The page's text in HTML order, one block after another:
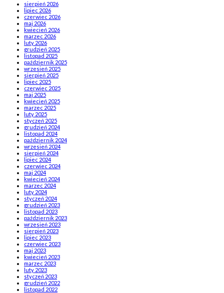
sierpień 2026
lipiec 2026
czerwiec 2026
maj 2026
kwiecień 2026
marzec 2026
luty 2026
grudzień 2025
listopad 2025
październik 2025
wrzesień 2025
sierpień 2025
lipiec 2025
czerwiec 2025
maj 2025
kwiecień 2025
marzec 2025
luty 2025
styczeń 2025
grudzień 2024
listopad 2024
październik 2024
wrzesień 2024
sierpień 2024
lipiec 2024
czerwiec 2024
maj 2024
kwiecień 2024
marzec 2024
luty 2024
styczeń 2024
grudzień 2023
listopad 2023
październik 2023
wrzesień 2023
sierpień 2023
lipiec 2023
czerwiec 2023
maj 2023
kwiecień 2023
marzec 2023
luty 2023
styczeń 2023
grudzień 2022
listopad 2022